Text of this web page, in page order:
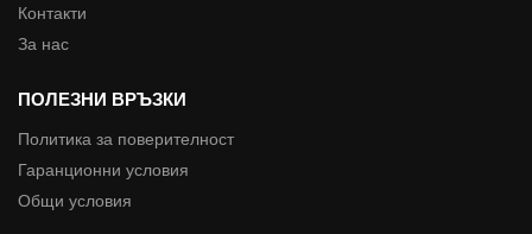
Контакти
За нас
ПОЛЕЗНИ ВРЪЗКИ
Политика за поверителност
Гаранционни условия
Общи условия